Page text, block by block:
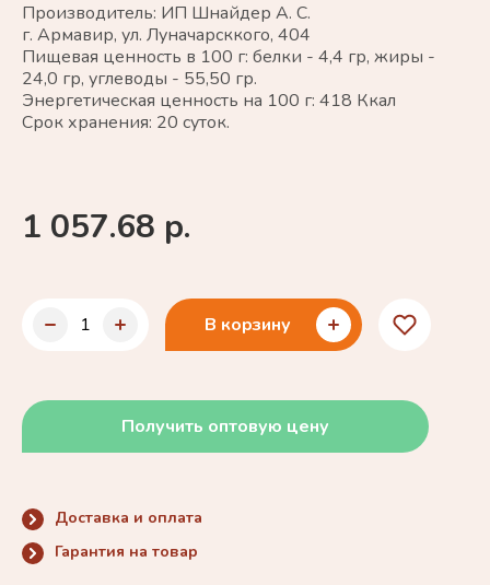
Производитель: ИП Шнайдер А. С.
г. Армавир, ул. Луначарсккого, 404
Пищевая ценность в 100 г: белки - 4,4 гр, жиры -
24,0 гр, углеводы - 55,50 гр.
Энергетическая ценность на 100 г: 418 Ккал
Срок хранения: 20 суток.
1 057.68 р.
В корзину
Получить оптовую цену
Доставка и оплата
Гарантия на товар